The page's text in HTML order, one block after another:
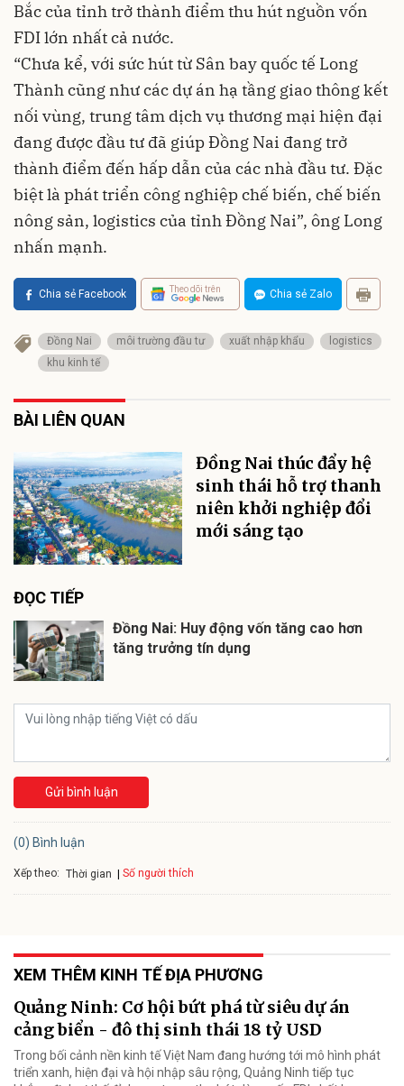
Bắc của tỉnh trở thành điểm thu hút nguồn vốn
FDI lớn nhất cả nước.
“Chưa kể, với sức hút từ Sân bay quốc tế Long
Thành cũng như các dự án hạ tầng giao thông kết
nối vùng, trung tâm dịch vụ thương mại hiện đại
đang được đầu tư đã giúp Đồng Nai đang trở
thành điểm đến hấp dẫn của các nhà đầu tư. Đặc
biệt là phát triển công nghiệp chế biến, chế biến
nông sản, logistics của tỉnh Đồng Nai”, ông Long
nhấn mạnh.
Chia sẻ Facebook Theo dõi trên Chia sẻ Zalo
Đồng Nai môi trường đầu tư xuất nhập khẩu
logistics
khu kinh tế
BÀI LIÊN QUAN
Đồng Nai thúc đẩy hệ
sinh thái hỗ trợ thanh
niên khởi nghiệp đổi
mới sáng tạo
ĐỌC TIẾP
Đồng Nai: Huy động vốn tăng cao hơn
tăng trưởng tín dụng
Gửi bình luận
(0) Bình luận
Xếp theo: Thời gian Số người thích
XEM THÊM KINH TẾ ĐỊA PHƯƠNG
Quảng Ninh: Cơ hội bứt phá từ siêu dự án
cảng biển - đô thị sinh thái 18 tỷ USD
Trong bối cảnh nền kinh tế Việt Nam đang hướng tới mô hình phát
triển xanh, hiện đại và hội nhập sâu rộng, Quảng Ninh tiếp tục